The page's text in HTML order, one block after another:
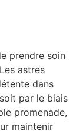
prendre soin
astres
dans
par le biais
promenade,
maintenir